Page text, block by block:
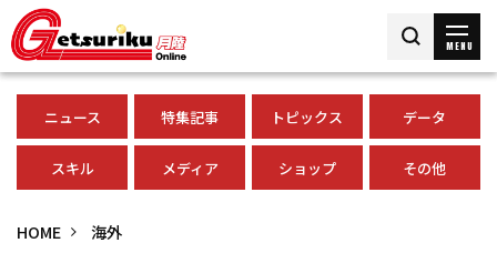
MENU
ニュース 特集記事 トピックス データ
スキル メディア ショップ その他
HOME 海外